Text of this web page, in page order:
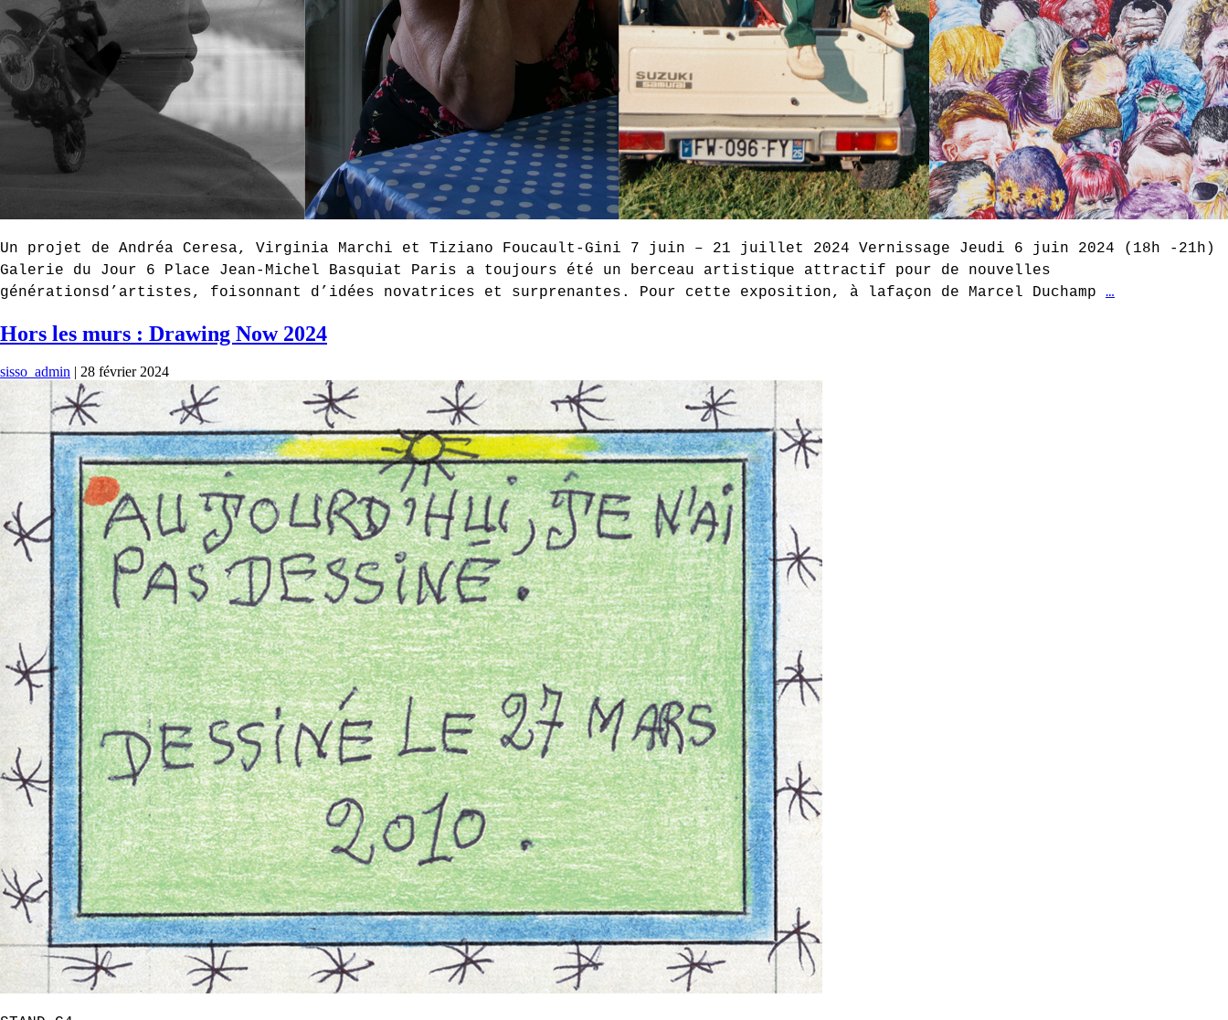
Un projet de Andréa Ceresa, Virginia Marchi et Tiziano Foucault-Gini 7 juin – 21 juillet 2024 Vernissage Jeudi 6 juin 2024 (18h -21h)
Galerie du Jour 6 Place Jean-Michel Basquiat Paris a toujours été un berceau artistique attractif pour de nouvelles
générationsd’artistes, foisonnant d’idées novatrices et surprenantes. Pour cette exposition, à lafaçon de Marcel Duchamp …
Hors les murs : Drawing Now 2024
sisso_admin | 28 février 2024